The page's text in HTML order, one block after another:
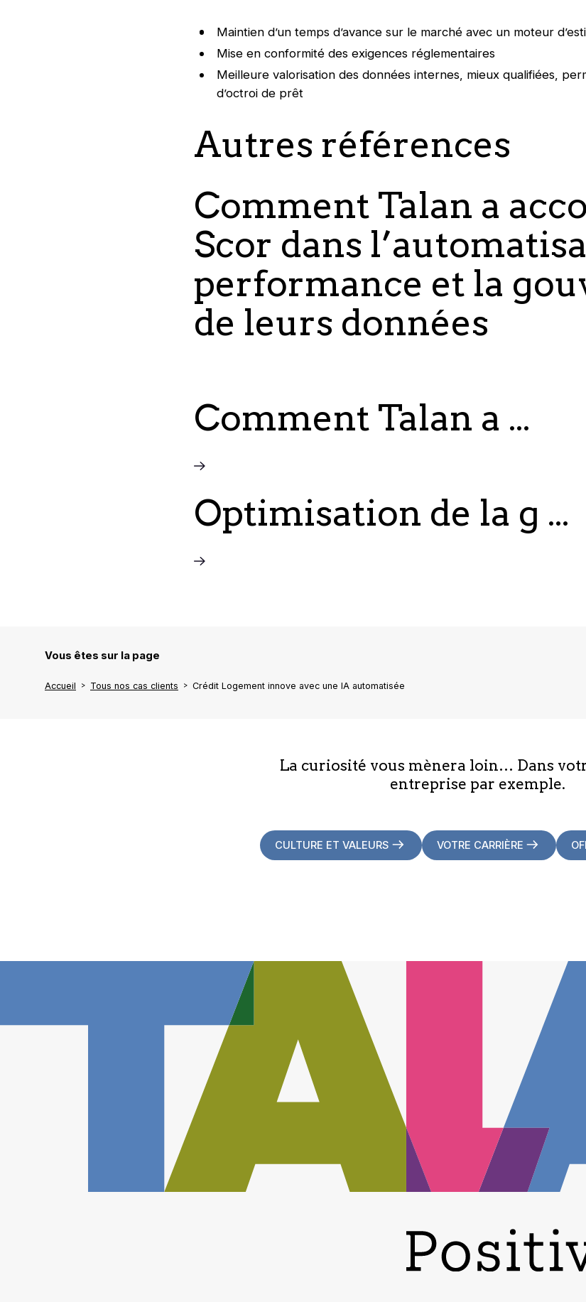
Maintien d’un temps d’avance sur le marché avec un moteur
Mise en conformité des exigences réglementaires
Meilleure valorisation des données internes, mieux qualifiées,
d’octroi de prêt
Autres références
Comment Talan a
Scor dans
performance et la
de leurs données
Comment Talan a ...
Optimisation de la g ...
Vous êtes sur la page
Accueil Tous nos cas clients Crédit Logement innove avec une IA automatisée
La curiosité vous mènera loin… Dans
entreprise par exemple.
CULTURE ET VALEURS VOTRE CARRIÈRE